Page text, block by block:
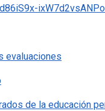
evaluaciones
de la educación